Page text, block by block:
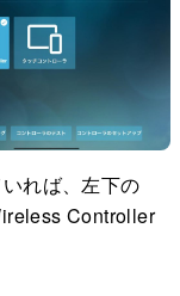
れば、左下の
Controller